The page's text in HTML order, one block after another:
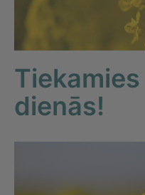
dienās!